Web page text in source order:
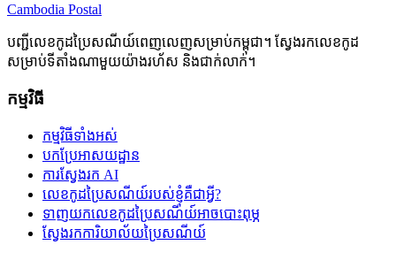
Cambodia Postal
បញ្ជីលេខកូដប្រៃសណីយ៍ពេញលេញសម្រាប់កម្ពុជា។ ស្វែងរកលេខកូដ
សម្រាប់ទីតាំងណាមួយយ៉ាងរហ័ស និងជាក់លាក់។
កម្មវិធី
កម្មវិធីទាំងអស់
បកប្រែអាសយដ្ឋាន
ការស្វែងរក AI
លេខកូដប្រៃសណីយ៍របស់ខ្ញុំគឺជាអ្វី?
ទាញយកលេខកូដប្រៃសណីយ៍អាចបោះពុម្ភ
ស្វែងរកការិយាល័យប្រៃសណីយ៍